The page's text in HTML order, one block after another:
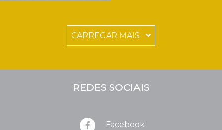
CARREGAR MAIS
REDES SOCIAIS
Facebook